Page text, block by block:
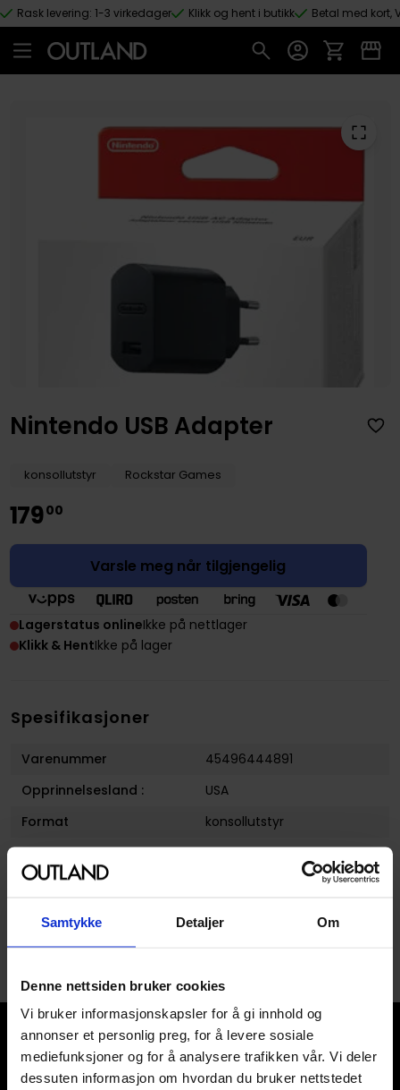
Samtykke Detaljer Om
Denne nettsiden bruker cookies
Vi bruker informasjonskapsler for å gi innhold og
annonser et personlig preg, for å levere sosiale
mediefunksjoner og for å analysere trafikken vår. Vi deler
dessuten informasjon om hvordan du bruker nettstedet
Hopp til hovedinnhold
Rask levering: 1-3 virkedager Klikk og hent i butikk Betal med kort,
Nintendo USB Adapter
konsollutstyr Rockstar Games
17900
Varsle meg når tilgjengelig
Lagerstatus onlineIkke på nettlager
Klikk & HentIkke på lager
Spesifikasjoner
Varenummer
45496444891
Opprinnelsesland :
USA
Format
konsollutstyr
Utgiver
Rockstar Games